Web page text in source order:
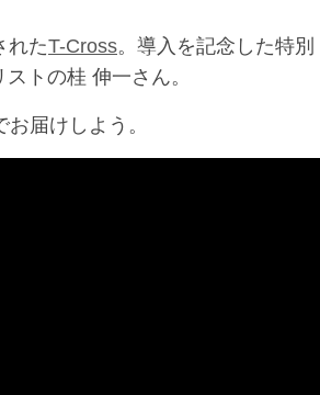
れたT-Cross。導入を記念した特別
トの桂 伸一さん。
届けしよう。